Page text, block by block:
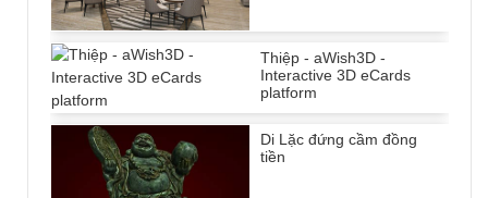
Thiệp - aWish3D -
Interactive 3D eCards
platform
Di Lặc đứng cầm đồng
tiền